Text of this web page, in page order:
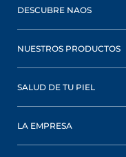
DESCUBRE NAOS
NUESTROS PRODUCTOS
SALUD DE TU PIEL
LA EMPRESA